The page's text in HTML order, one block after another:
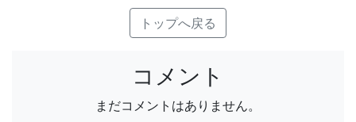
トップへ戻る
コメント
まだコメントはありません。